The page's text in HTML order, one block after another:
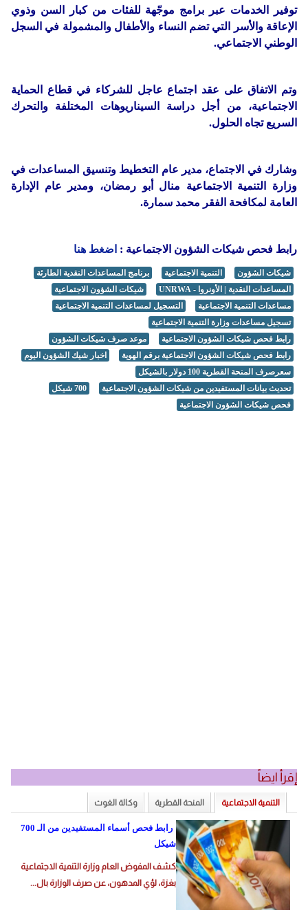
توفير الخدمات عبر برامج موجّهة للفئات من كبار السن وذوي
الإعاقة والأسر التي تضم النساء والأطفال والمشمولة في السجل
الوطني الاجتماعي.
وتم الاتفاق على عقد اجتماع عاجل للشركاء في قطاع الحماية
الاجتماعية، من أجل دراسة السيناريوهات المختلفة والتحرك
السريع تجاه الحلول.
وشارك في الاجتماع، مدير عام التخطيط وتنسيق المساعدات في
وزارة التنمية الاجتماعية منال أبو رمضان، ومدير عام الإدارة
العامة لمكافحة الفقر محمد سمارة.
رابط فحص شيكات الشؤون الاجتماعية : اضغط هنا
شيكات الشؤون التنمية الاجتماعية
برنامج المساعدات النقدية الطارئة
المساعدات النقدية | الأونروا - UNRWA
شيكات الشؤون الاجتماعية
مساعدات التنمية الاجتماعية
التسجيل لمساعدات التنمية الاجتماعية
تسجيل مساعدات وزارة التنمية الاجتماعية
رابط فحص شيكات الشؤون الاجتماعية
موعد صرف شيكات الشؤون
رابط فحص شيكات الشؤون الاجتماعية برقم الهوية
اخبار شيك الشؤون اليوم
سعرصرف المنحة القطرية 100 دولار بالشيكل
تحديث بيانات المستفيدين من شيكات الشؤون الاجتماعية
700 شيكل
فحص شيكات الشؤون الاجتماعية
إقرأ ايضاً
التنمية الاجتماعية المنحة القطرية وكالة الغوث
رابط فحص أسماء المستفيدين من الـ 700
شيكل
كشف المفوض العام وزارة التنمية الاجتماعية
بغزة، لؤي المدهون، عن صرف الوزارة بال...